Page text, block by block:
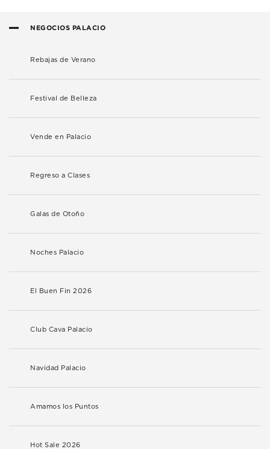
NEGOCIOS PALACIO
Rebajas de Verano
Festival de Belleza
Vende en Palacio
Regreso a Clases
Galas de Otoño
Noches Palacio
El Buen Fin 2026
Club Cava Palacio
Navidad Palacio
Amamos los Puntos
Hot Sale 2026